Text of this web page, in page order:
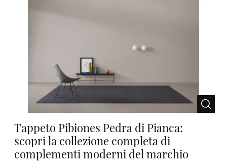
Tappeto Pibiones Pedra di Pianca:
scopri la collezione completa di
complementi moderni del marchio